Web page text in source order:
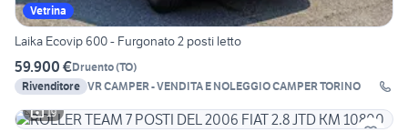
Vetrina
Laika Ecovip 600 - Furgonato 2 posti letto
59.900 €Druento(TO)
Rivenditore VR CAMPER - VENDITA E NOLEGGIO CAMPER TORINO
19